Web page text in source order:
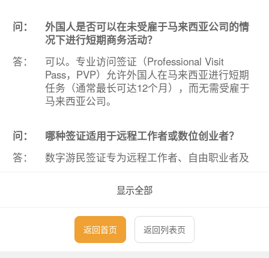
问：
外国人是否可以在未受雇于马来西亚公司的情
况下进行短期商务活动？
答：
可以。专业访问签证（Professional Visit
Pass，PVP）允许外国人在马来西亚进行短期
任务（通常最长可达12个月），而无需受雇于
马来西亚公司。
问：
哪种签证适用于远程工作者或数位创业者？
答：
数字游民签证专为远程工作者、自由职业者及
同时为海外客户工作。
是否有适合希望长期居留马来西亚的投资者签
证选项？
显示全部
返回首页 返回列表页